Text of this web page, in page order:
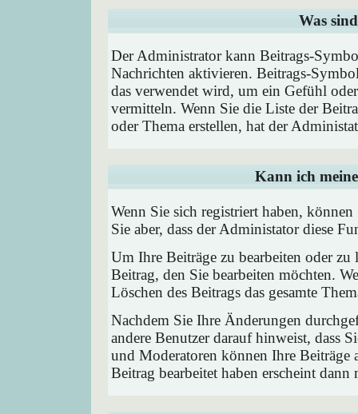
Was
Der Administrator kann Beitrags-
Nachrichten aktivieren. Beitrags-
das verwendet wird, um ein Gefühl
vermitteln. Wenn Sie die Liste der
oder Thema erstellen, hat der
Kann ich
Wenn Sie sich registriert haben,
Sie aber, dass der Administator diese
Um Ihre Beiträge zu bearbeiten oder
Beitrag, den Sie bearbeiten möchten.
Löschen des Beitrags das gesamte
Nachdem Sie Ihre Änderungen
andere Benutzer darauf hinweist, dass
und Moderatoren können Ihre Beiträge
Beitrag bearbeitet haben erscheint